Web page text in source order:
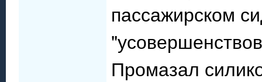
пассажирском
Промазал